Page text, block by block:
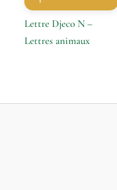
Lettre Djeco N –
Lettres animaux